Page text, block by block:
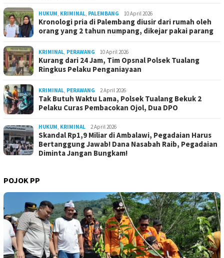
HUKUM, KRIMINAL, PALEMBANG 10 April 2026
Kronologi pria di Palembang diusir dari rumah oleh
orang yang 2 tahun numpang, dikejar pakai parang
KRIMINAL, PERAWANG 10 April 2026
Kurang dari 24 Jam, Tim Opsnal Polsek Tualang
Ringkus Pelaku Penganiayaan
KRIMINAL, PERAWANG 2 April 2026
Tak Butuh Waktu Lama, Polsek Tualang Bekuk 2
Pelaku Curas Pembacokan Ojol, Dua DPO
HUKUM, KRIMINAL 2 April 2026
Skandal Rp1,9 Miliar di Ambalawi, Pegadaian Harus
Bertanggung Jawab! Dana Nasabah Raib, Pegadaian
Diminta Jangan Bungkam!
POJOK PP